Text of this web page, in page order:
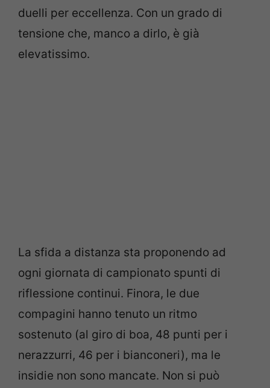
duelli per eccellenza. Con un grado di
tensione che, manco a dirlo, è già
elevatissimo.
La sfida a distanza sta proponendo ad
ogni giornata di campionato spunti di
riflessione continui. Finora, le due
compagini hanno tenuto un ritmo
sostenuto (al giro di boa, 48 punti per i
nerazzurri, 46 per i bianconeri), ma le
insidie non sono mancate. Non si può